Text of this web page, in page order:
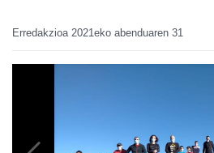
Erredakzioa 2021eko abenduaren 31